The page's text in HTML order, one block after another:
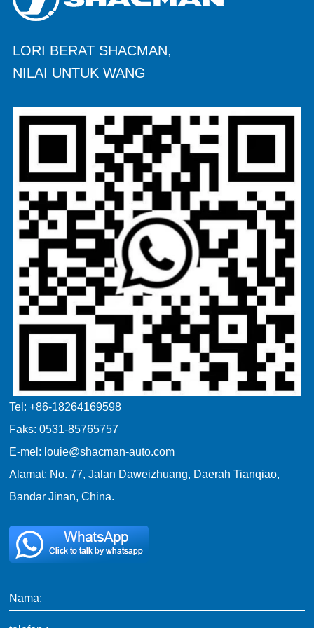
LORI BERAT SHACMAN,
NILAI UNTUK WANG
Tel: +86-18264169598
Faks: 0531-85765757
E-mel: louie@shacman-auto.com
Alamat: No. 77, Jalan Daweizhuang, Daerah Tianqiao,
Bandar Jinan, China.
Nama: